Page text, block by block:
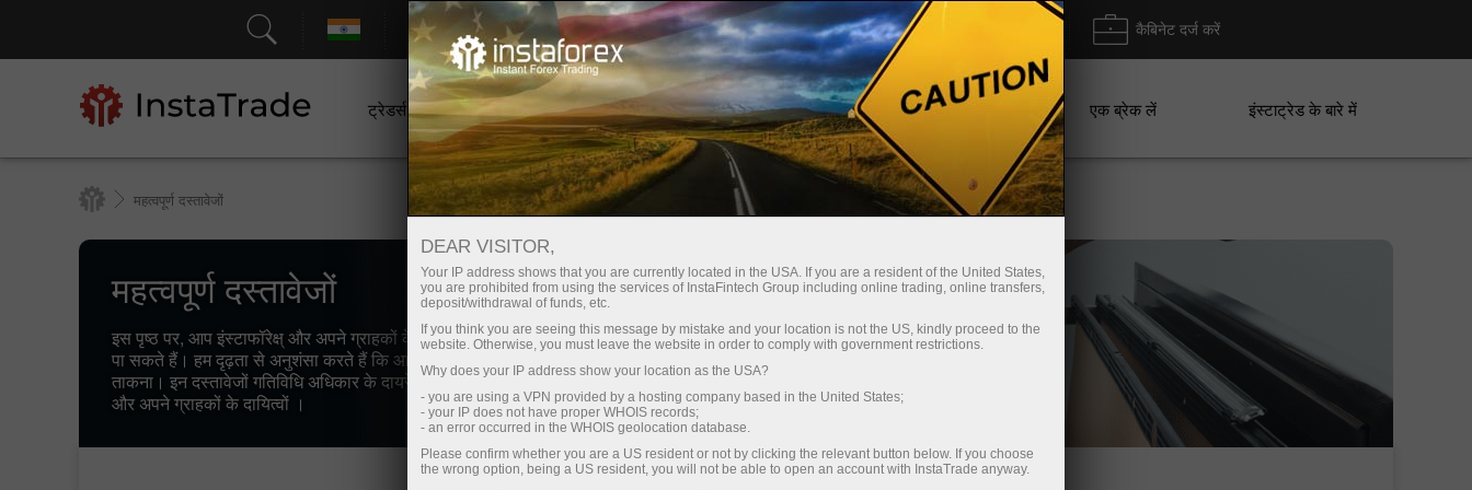
सहायता तुरंत खाता खोलना ट्रेडिंग प्लेटफॉर्म कैबिनेट दर्ज करें
ट्रेडर्स के लिए नए लोगों के लिए पार्टनर्स के लिए कंपनी सेवाएँ एक ब्रेक लें इंस्टाट्रेड के बारे में
महत्वपूर्ण दस्तावेजों
महत्वपूर्ण दस्तावेजों
इस पृष्ठ पर, आप इंस्टाफॉरेक्ष् और अपने ग्राहकों के बीच संबंधों को विनियमित करने के मूल दस्तावेजों
पा सकते हैं। हम दृढ़ता से अनुशंसा करते हैं कि आप उचित देखभाल और ध्यान के साथ उन सभी को
ताकना। इन दस्तावेजों गतिविधि अधिकार के दायरे में अंतर्दृष्टि प्रदान करते हैं और दोनों ब्रोकरेज
और अपने ग्राहकों के दायित्वों ।
DEAR VISITOR,
Your IP address shows that you are currently located in the USA. If you are a resident of the United States,
you are prohibited from using the services of InstaFintech Group including online trading, online transfers,
deposit/withdrawal of funds, etc.
If you think you are seeing this message by mistake and your location is not the US, kindly proceed to the
website. Otherwise, you must leave the website in order to comply with government restrictions.
Why does your IP address show your location as the USA?
- you are using a VPN provided by a hosting company based in the United States;
- your IP does not have proper WHOIS records;
- an error occurred in the WHOIS geolocation database.
Please confirm whether you are a US resident or not by clicking the relevant button below. If you choose
the wrong option, being a US resident, you will not be able to open an account with InstaTrade anyway.